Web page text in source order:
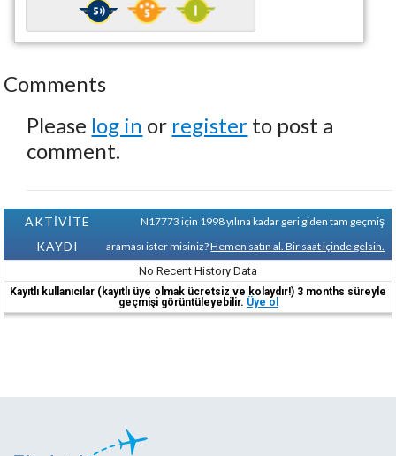
Comments
Please log in or register to post a
comment.
AKTİVİTE
KAYDI
N17773 için 1998 yılına kadar geri giden tam geçmiş
araması ister misiniz?Hemen satın al. Bir saat içinde gelsin.
No Recent History Data
Kayıtlı kullanıcılar (kayıtlı üye olmak ücretsiz ve kolaydır!) 3 months süreyle
geçmişi görüntüleyebilir. Üye ol